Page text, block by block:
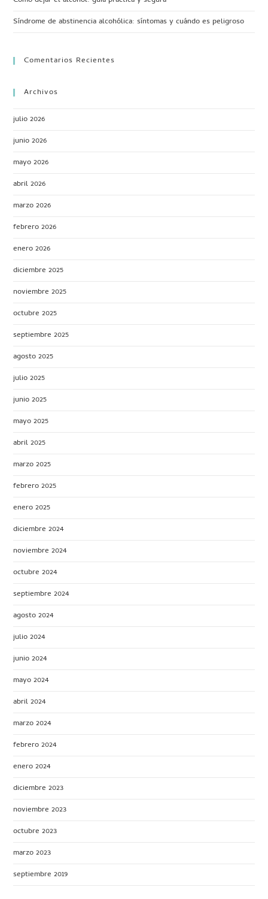
Síndrome de abstinencia alcohólica: síntomas y cuándo es peligroso
Comentarios Recientes
Archivos
julio 2026
junio 2026
mayo 2026
abril 2026
marzo 2026
febrero 2026
enero 2026
diciembre 2025
noviembre 2025
octubre 2025
septiembre 2025
agosto 2025
julio 2025
junio 2025
mayo 2025
abril 2025
marzo 2025
febrero 2025
enero 2025
diciembre 2024
noviembre 2024
octubre 2024
septiembre 2024
agosto 2024
julio 2024
junio 2024
mayo 2024
abril 2024
marzo 2024
febrero 2024
enero 2024
diciembre 2023
noviembre 2023
octubre 2023
marzo 2023
septiembre 2019